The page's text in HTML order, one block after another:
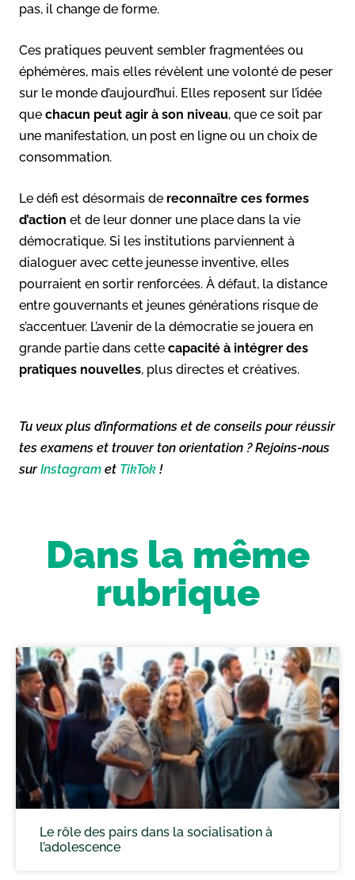
pas, il change de forme.
Ces pratiques peuvent sembler fragmentées ou
éphémères, mais elles révèlent une volonté de peser
sur le monde d’aujourd’hui. Elles reposent sur l’idée
que chacun peut agir à son niveau, que ce soit par
une manifestation, un post en ligne ou un choix de
consommation.
Le défi est désormais de reconnaître ces formes
d’action et de leur donner une place dans la vie
démocratique. Si les institutions parviennent à
dialoguer avec cette jeunesse inventive, elles
pourraient en sortir renforcées. À défaut, la distance
entre gouvernants et jeunes générations risque de
s’accentuer. L’avenir de la démocratie se jouera en
grande partie dans cette capacité à intégrer des
pratiques nouvelles, plus directes et créatives.
Tu veux plus d’informations et de conseils pour réussir
tes examens et trouver ton orientation ? Rejoins-nous
surInstagram et TikTok !
Dans la même
rubrique
Le rôle des pairs dans la socialisation à
l’adolescence